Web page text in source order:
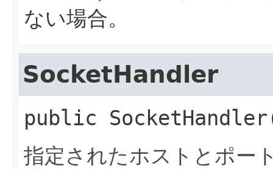
ない場合。
SocketHandler
public SocketHandler
指定されたホストとポー